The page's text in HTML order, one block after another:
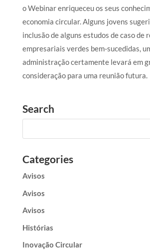
o Webinar enriqueceu os seus
economia circular. Alguns jovens
inclusão de alguns estudos de caso de
empresariais verdes bem-sucedidas,
administração certamente levará em
consideração para uma reunião futura.
Search
Categories
Avisos
Avisos
Avisos
Histórias
Inovação Circular